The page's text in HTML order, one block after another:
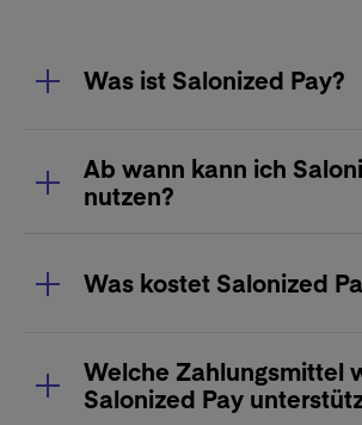
Was ist Salonized Pay?
Ab wann kann ich
nutzen?
Was kostet Salonized
Welche Zahlungsmittel
Salonized Pay